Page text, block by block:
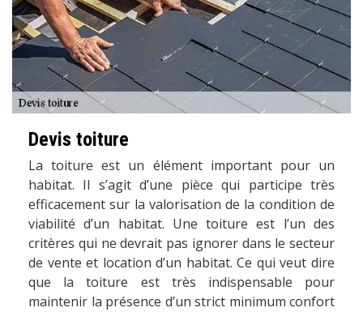
Devis toiture
La toiture est un élément important pour un
habitat. Il s’agit d’une pièce qui participe très
efficacement sur la valorisation de la condition de
viabilité d’un habitat. Une toiture est l’un des
critères qui ne devrait pas ignorer dans le secteur
de vente et location d’un habitat. Ce qui veut dire
que la toiture est très indispensable pour
maintenir la présence d’un strict minimum confort